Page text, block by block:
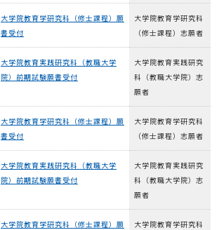
大学院教育学研究科（修士課程）願
書受付
大学院教育学研究科
（修士課程）志願者
大学院教育実践研究科（教職大学
院）前期試験願書受付
大学院教育実践研究
科（教職大学院）志
願者
大学院教育学研究科（修士課程）願
書受付
大学院教育学研究科
（修士課程）志願者
大学院教育実践研究科（教職大学
院）前期試験願書受付
大学院教育実践研究
科（教職大学院）志
願者
大学院教育学研究科（修士課程）願
大学院教育学研究科